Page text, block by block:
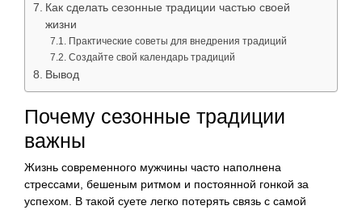
Как сделать сезонные традиции частью своей
жизни
Практические советы для внедрения традиций
Создайте свой календарь традиций
Вывод
Почему сезонные традиции
важны
Жизнь современного мужчины часто наполнена
стрессами, бешеным ритмом и постоянной гонкой за
успехом. В такой суете легко потерять связь с самой